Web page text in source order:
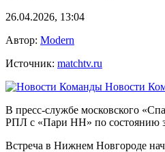
26.04.2026, 13:04
Автор: Modern
Источник: matchtv.ru
Новости
В пресс‑службе московского
РПЛ с «Пари НН» по состоянию
Встреча в Нижнем Новгороде